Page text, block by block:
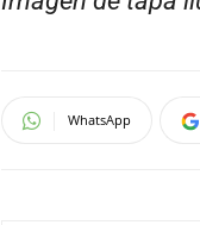
WhatsApp